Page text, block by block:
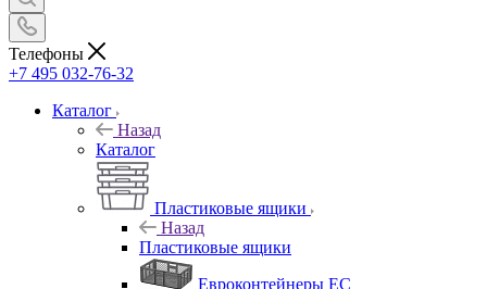
Телефоны
+7 495 032-76-32
Каталог
Назад
Каталог
Пластиковые ящики
Назад
Пластиковые ящики
Евроконтейнеры ЕС